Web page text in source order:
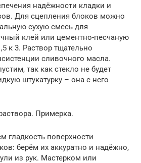
надёжности кладки и
Для сцепления блоков можно
сухую смесь для
клей или цементно-песчаную
к 3. Раствор тщательно
сливочного масла.
так как стекло не будет
штукатурку – она с него
Примерка.
гладкость поверхности
берём их аккуратно и надёжно,
из рук. Мастерком или